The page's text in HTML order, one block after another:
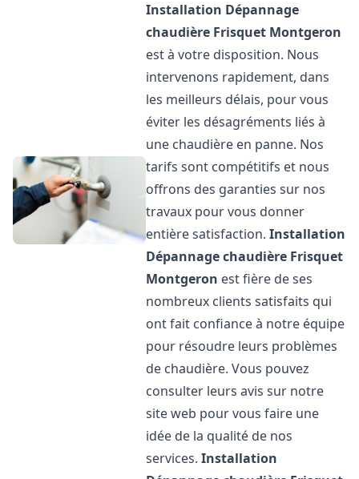
Installation Dépannage
chaudière Frisquet Montgeron
est à votre disposition. Nous
intervenons rapidement, dans
les meilleurs délais, pour vous
éviter les désagréments liés à
une chaudière en panne. Nos
tarifs sont compétitifs et nous
offrons des garanties sur nos
travaux pour vous donner
entière satisfaction.Installation
Dépannage chaudière Frisquet
Montgeron est fière de ses
nombreux clients satisfaits qui
ont fait confiance à notre équipe
pour résoudre leurs problèmes
de chaudière. Vous pouvez
consulter leurs avis sur notre
site web pour vous faire une
idée de la qualité de nos
services.Installation